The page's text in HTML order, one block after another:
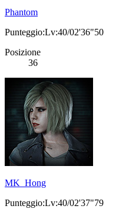
Phantom
Punteggio:Lv:40/02'36"50
Posizione
36
MK_Hong
Punteggio:Lv:40/02'37"79